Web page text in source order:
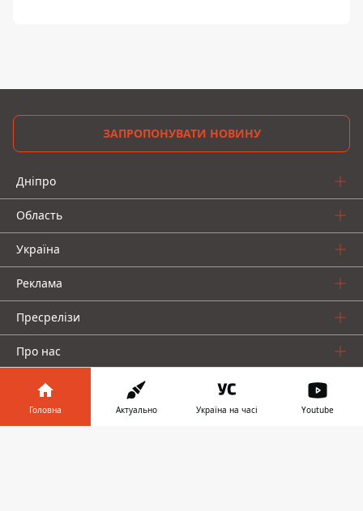
ЗАПРОПОНУВАТИ НОВИНУ
Дніпро
Область
Україна
Реклама
Пресрелізи
Про нас
Головна Актуально Україна на часі Youtube